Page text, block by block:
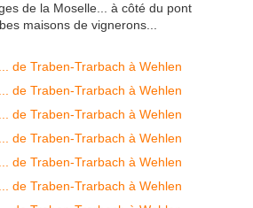
de la Moselle... à côté du pont
maisons de vignerons...